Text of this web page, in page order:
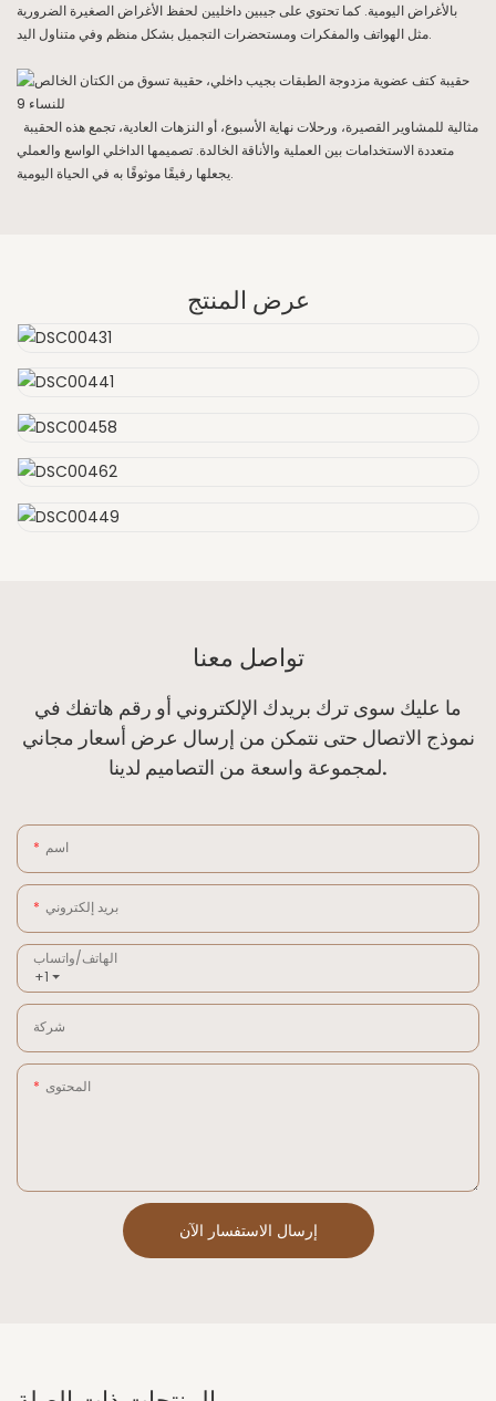
بالأغراض اليومية. كما تحتوي على جيبين داخليين لحفظ الأغراض الصغيرة الضرورية
مثل الهواتف والمفكرات ومستحضرات التجميل بشكل منظم وفي متناول اليد.
متعددة الاستخدامات بين العملية والأناقة الخالدة. تصميمها الداخلي الواسع والعملي
يجعلها رفيقًا موثوقًا به في الحياة اليومية.
عرض المنتج
تواصل معنا
ما عليك سوى ترك بريدك الإلكتروني أو رقم هاتفك في
نموذج الاتصال حتى نتمكن من إرسال عرض أسعار مجاني
لمجموعة واسعة من التصاميم لدينا.
اسم
بريد إلكتروني
+1
الهاتف/واتساب
شركة
المحتوى
إرسال الاستفسار الآن